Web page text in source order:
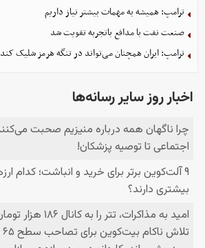
ترامپ: همیشه به مهمات بیشتر نیاز داریم
صنعت نفت با مدافع باتجربه تقویت شد
ترامپ: ایران همچنان می‌تواند در تنگه هرمز شلیک کند